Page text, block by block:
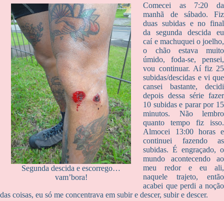
Segunda descida e escorrego…
vam’bora!
Comecei as 7:20 da
manhã de sábado. Fiz
duas subidas e no final
da segunda descida eu
caí e machuquei o joelho,
o chão estava muito
úmido, foda-se, pensei,
vou continuar. Aí fiz 25
subidas/descidas e vi que
cansei bastante, decidi
depois dessa série fazer
10 subidas e parar por 15
minutos. Não lembro
quanto tempo fiz isso.
Almocei 13:00 horas e
continuei fazendo as
subidas. É engraçado, o
mundo acontecendo ao
meu redor e eu ali,
naquele trajeto, então
acabei que perdi a noção
das coisas, eu só me concentrava em subir e descer, subir e descer.